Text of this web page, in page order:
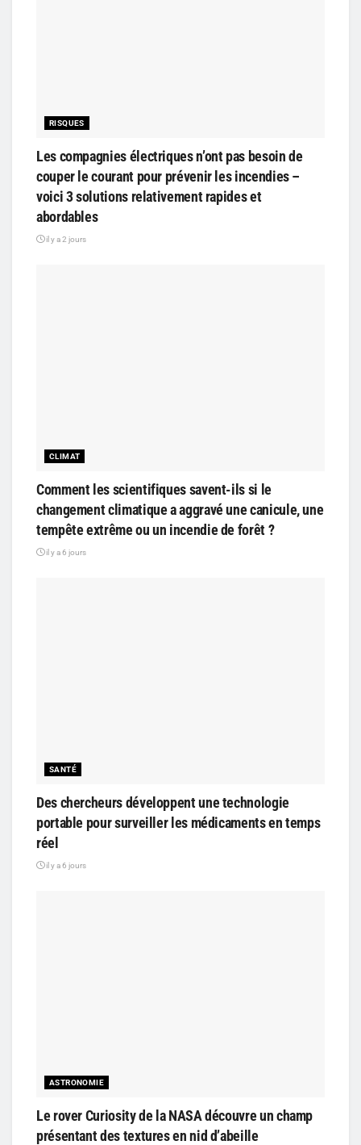
RISQUES
Les compagnies électriques n’ont pas besoin de
couper le courant pour prévenir les incendies –
voici 3 solutions relativement rapides et
abordables
il y a 2 jours
CLIMAT
Comment les scientifiques savent-ils si le
changement climatique a aggravé une canicule, une
tempête extrême ou un incendie de forêt ?
il y a 6 jours
SANTÉ
Des chercheurs développent une technologie
portable pour surveiller les médicaments en temps
réel
il y a 6 jours
ASTRONOMIE
Le rover Curiosity de la NASA découvre un champ
présentant des textures en nid d’abeille